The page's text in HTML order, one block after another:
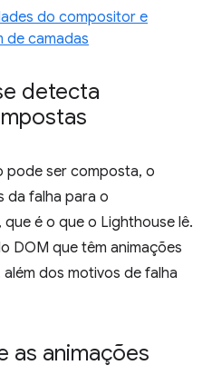
do compositor e
de camadas
detecta
pode ser composta, o
da falha para o
é o que o Lighthouse lê.
DOM que têm animações
dos motivos de falha
as animações